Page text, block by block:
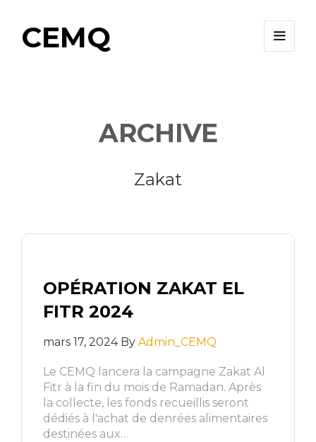
CEMQ
ARCHIVE
Zakat
OPÉRATION ZAKAT EL
FITR 2024
mars 17, 2024 By Admin_CEMQ
Le CEMQ lancera la campagne Zakat Al
Fitr à la fin du mois de Ramadan. Après
la collecte, les fonds recueillis seront
dédiés à l'achat de denrées alimentaires
destinées aux…